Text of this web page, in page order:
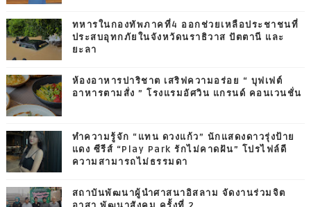
ทหารในกองทัพภาคที่4 ออกช่วยเหลือประชาชนที่
ประสบอุทกภัยในจังหวัดนราธิวาส ปัตตานี และ
ยะลา
ห้องอาหารปาริชาต เสริฟความอร่อย “ บุฟเฟต์
อาหารตามสั่ง ” โรงแรมอัศวิน แกรนด์ คอนเวนชั่น
ทำความรู้จัก “แทน ดวงแก้ว” นักแสดงดาวรุ่งป้าย
แดง ซีรีส์ “Play Park รักไม่คาดฝัน” โปรไฟล์ดี
ความสามารถไม่ธรรมดา
สถาบันพัฒนาผู้นำศาสนาอิสลาม จัดงานร่วมจิต